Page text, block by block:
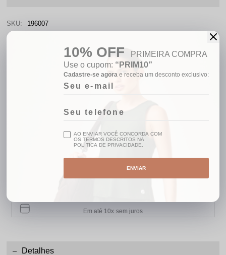
SKU: 196007
GANHE 10% OFF
FRETE GRÁTIS BRASIL
Acima de R$499,00
5% OFF
No pix
AMBIENTE
Em até 10x sem juros
Detalhes
10% OFF
PRIMEIRA COMPRA
Use o cupom: “PRIM10”
Cadastre-se agorae receba um desconto exclusivo:
AO ENVIAR VOCÊ CONCORDA COM
OS TERMOS DESCRITOS NA
POLÍTICA DE PRIVACIDADE.
ENVIAR